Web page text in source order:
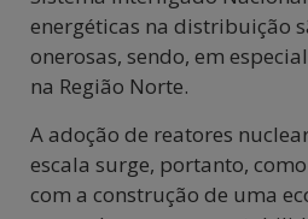
energéticas na distribuição
onerosas, sendo, em
na Região Norte.
A adoção de reatores
escala surge, portanto,
com a construção de uma